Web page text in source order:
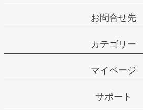
お問合せ先
カテゴリー
マイページ
サポート